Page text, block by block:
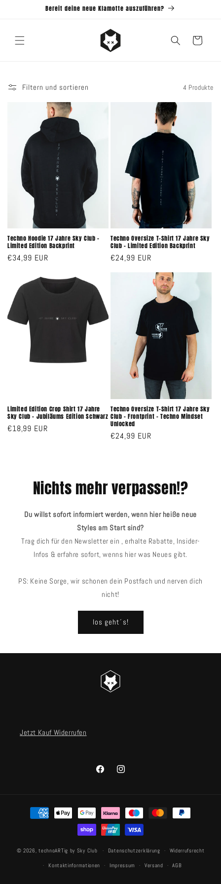
Bereit deine neue Klamotte auszuführen?
Warenkorb
Filtern und sortieren 4 Produkte
Techno Hoodie 17 Jahre Sky Club –
Limited Edition Backprint
Normaler
€34,99 EUR
Techno Oversize T-Shirt 17 Jahre Sky
Club – Limited Edition Backprint
Normaler
€24,99 EUR
Limited Edition Crop Shirt 17 Jahre
Sky Club – Jubiläums Edition Schwarz
Normaler
€18,99 EUR
Techno Oversize T-Shirt 17 Jahre Sky
Club – Frontprint – Techno Mindset
Unlocked
Normaler
€24,99 EUR
Nichts mehr verpassen!?
Du willst sofort informiert werden, wenn hier heiße neue
Styles am Start sind?
Trag dich für den Newsletter ein , erhalte Rabatte, Insider-
Infos & erfahre sofort, wenns hier was Neues gibt.
PS: Keine Sorge, wir schonen dein Postfach und nerven dich
nicht!
los geht´s!
Jetzt Kauf Widerrufen
FacebookInstagram
Zahlungsmethoden
© 2026,technoARTig by Sky Club Datenschutzerklärung Widerrufsrecht
Kontaktinformationen Impressum Versand AGB